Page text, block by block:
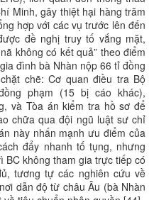
Minh, gây thiệt hại hàng trăm
hợp với các vụ trước lên đến
đề nghị truy tố vắng mặt,
không có kết quả” theo điểm
đình bà Nhàn nộp 66 tỉ đồng
chẽ: Cơ quan điều tra Bộ
phạm (15 bị cáo khác),
và Tòa án kiểm tra hồ sơ để
chữa qua đội ngũ luật sư chỉ
này nhấn mạnh ưu điểm của
đẩy nhanh tố tụng, nhưng
không tham gia trực tiếp có
tương tự các nghiên cứu về
dẫn độ từ châu Âu (bà Nhàn